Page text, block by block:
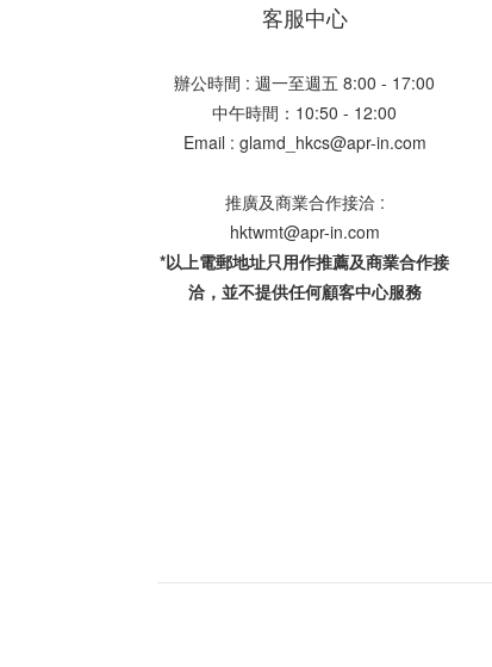
客服中心
辦公時間 : 週一至週五 8:00 - 17:00
中午時間：10:50 - 12:00
Email : glamd_hkcs@apr-in.com
推廣及商業合作接洽 :
hktwmt@apr-in.com
*以上電郵地址只用作推薦及商業合作接
洽，並不提供任何顧客中心服務